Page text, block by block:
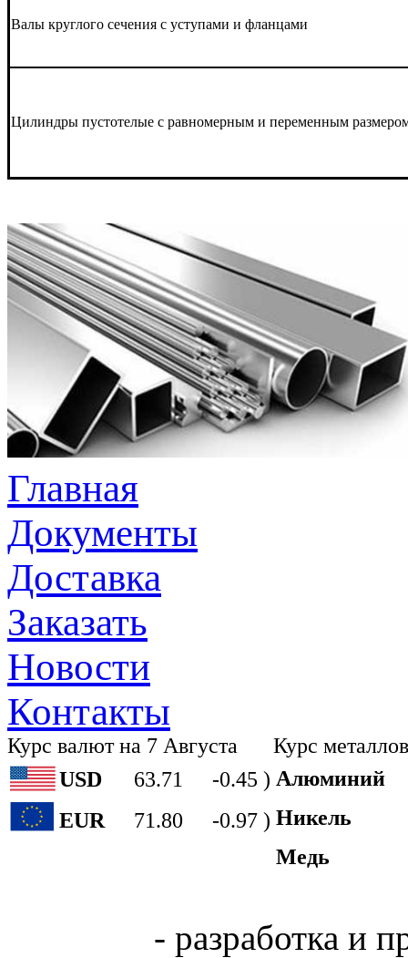
Валы круглого сечения с уступами и фланцами
Цилиндры пустотелые с равномерным и переменным
Главная
Документы
Доставка
Заказать
Новости
Контакты
Курс валют на 7 Августа
USD
63.71
-0.45 )
EUR
71.80 -0.97 )
Курс
Алюминий
Никель
Медь
- разработка и